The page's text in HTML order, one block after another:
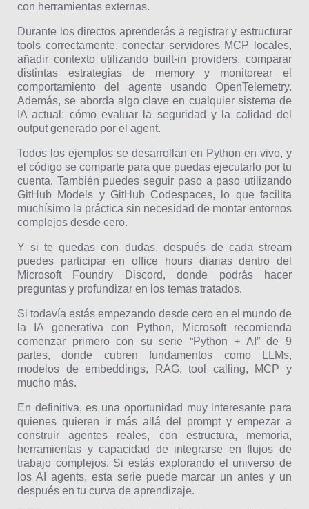
con herramientas externas.
Durante los directos aprenderás a registrar y estructurar
tools correctamente, conectar servidores MCP locales,
añadir contexto utilizando built-in providers, comparar
distintas estrategias de memory y monitorear el
comportamiento del agente usando OpenTelemetry.
Además, se aborda algo clave en cualquier sistema de
IA actual: cómo evaluar la seguridad y la calidad del
output generado por el agent.
Todos los ejemplos se desarrollan en Python en vivo, y
el código se comparte para que puedas ejecutarlo por tu
cuenta. También puedes seguir paso a paso utilizando
GitHub Models y GitHub Codespaces, lo que facilita
muchísimo la práctica sin necesidad de montar entornos
complejos desde cero.
Y si te quedas con dudas, después de cada stream
puedes participar en office hours diarias dentro del
Microsoft Foundry Discord, donde podrás hacer
preguntas y profundizar en los temas tratados.
Si todavía estás empezando desde cero en el mundo de
la IA generativa con Python, Microsoft recomienda
comenzar primero con su serie “Python + AI” de 9
partes, donde cubren fundamentos como LLMs,
modelos de embeddings, RAG, tool calling, MCP y
mucho más.
En definitiva, es una oportunidad muy interesante para
quienes quieren ir más allá del prompt y empezar a
construir agentes reales, con estructura, memoria,
herramientas y capacidad de integrarse en flujos de
trabajo complejos. Si estás explorando el universo de
los AI agents, esta serie puede marcar un antes y un
después en tu curva de aprendizaje.